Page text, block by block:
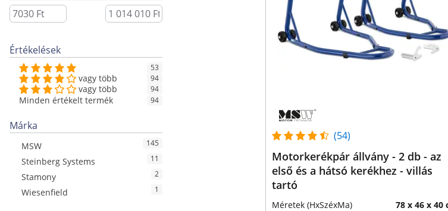
Értékelések
53
vagy több 94
vagy több 94
Minden értékelt termék 94
Márka
MSW 145
Steinberg Systems 11
Stamony 2
Wiesenfield 1
(54)
Motorkerékpár állvány - 2 db - az
első és a hátsó kerékhez - villás
tartó
Méretek (HxSzéxMa) 78 x 46 x 40